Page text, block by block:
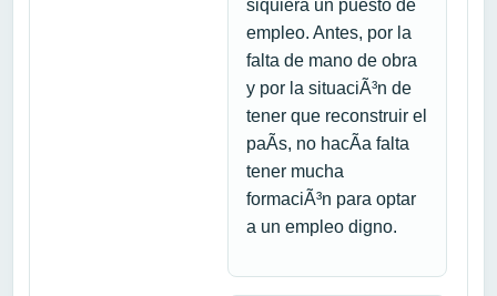
siquiera un puesto de
empleo. Antes, por la
falta de mano de obra
y por la situaciÃ³n de
tener que reconstruir el
paÃ­s, no hacÃ­a falta
tener mucha
formaciÃ³n para optar
a un empleo digno.